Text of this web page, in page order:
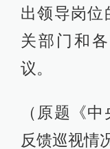
出领导岗位
关部门和
议。
（原题《
反馈巡视情